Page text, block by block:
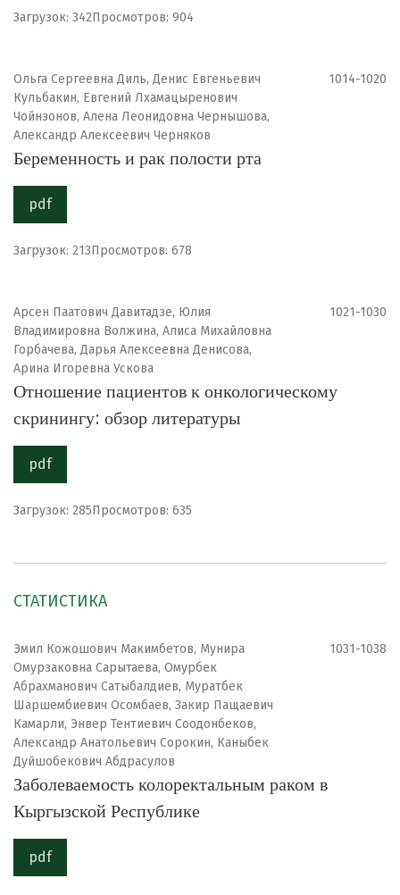
Загрузок: 342Просмотров: 904
Ольга Сергеевна Диль, Денис Евгеньевич
Кульбакин, Евгений Лхамацыренович
Чойнзонов, Алена Леонидовна Чернышова,
Александр Алексеевич Черняков
1014-1020
Беременность и рак полости рта
pdf
Загрузок: 213Просмотров: 678
Арсен Паатович Давитадзе, Юлия
Владимировна Волжина, Алиса Михайловна
Горбачева, Дарья Алексеевна Денисова,
Арина Игоревна Ускова
1021-1030
Отношение пациентов к онкологическому
скринингу: обзор литературы
pdf
Загрузок: 285Просмотров: 635
СТАТИСТИКА
Эмил Кожошович Макимбетов, Мунира
Омурзаковна Сарытаева, Омурбек
Абрахманович Сатыбалдиев, Муратбек
Шаршембиевич Осомбаев, Закир Пащаевич
Камарли, Энвер Тентиевич Соодонбеков,
Александр Анатольевич Сорокин, Каныбек
Дуйшобекович Абдрасулов
1031-1038
Заболеваемость колоректальным раком в
Кыргызской Республике
pdf